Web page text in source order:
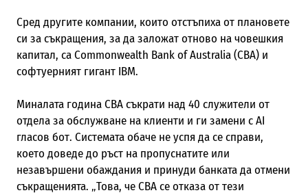
Сред другите компании, които отстъпиха от плановете
си за съкращения, за да заложат отново на човешкия
капитал, са Commonwealth Bank of Australia (CBA) и
софтуерният гигант IBM.
Миналата година CBA съкрати над 40 служители от
отдела за обслужване на клиенти и ги замени с AI
гласов бот. Системата обаче не успя да се справи,
което доведе до ръст на пропуснатите или
незавършени обаждания и принуди банката да отмени
съкращенията. „Това, че CBA се отказа от тези